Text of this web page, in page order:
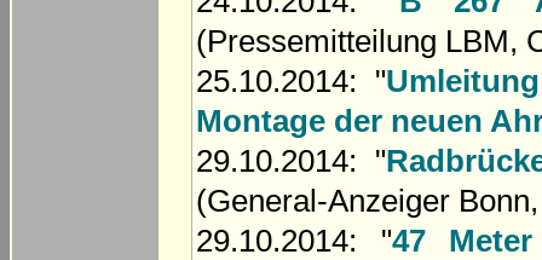
(Pressemitteilung LBM,
25.10.2014: "
Montage der neuen
29.10.2014: "
(General-Anzeiger
29.10.2014: "47